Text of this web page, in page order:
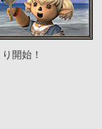
開始！